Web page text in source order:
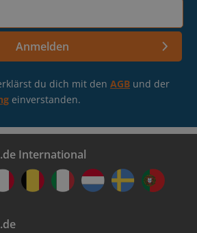
Adresse
Anmelden
du dich mit den AGB und der
einverstanden.
International